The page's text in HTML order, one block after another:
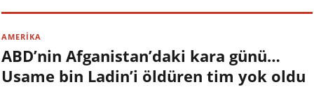
AMERİKA
ABD’nin Afganistan’daki kara günü…
Usame bin Ladin’i öldüren tim yok oldu